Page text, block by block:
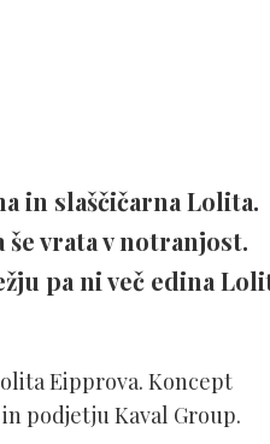
in slaščičarna Lolita.
vrata v notranjost.
pa ni več edina
Eipprova. Koncept
podjetju Kaval Group.